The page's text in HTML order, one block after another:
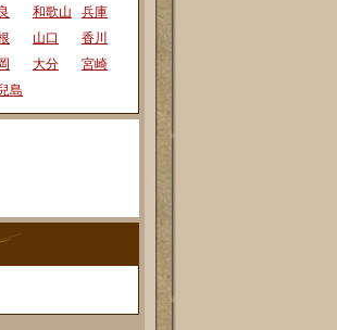
和歌山
兵庫
山口
香川
大分
宮崎
島